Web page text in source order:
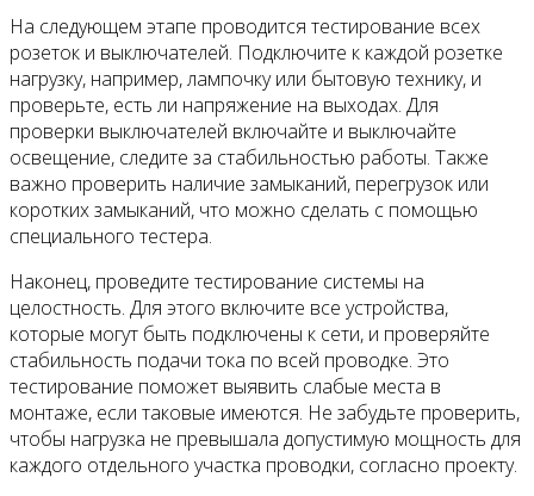
На следующем этапе проводится тестирование всех
розеток и выключателей. Подключите к каждой розетке
нагрузку, например, лампочку или бытовую технику, и
проверьте, есть ли напряжение на выходах. Для
проверки выключателей включайте и выключайте
освещение, следите за стабильностью работы. Также
важно проверить наличие замыканий, перегрузок или
коротких замыканий, что можно сделать с помощью
специального тестера.
Наконец, проведите тестирование системы на
целостность. Для этого включите все устройства,
которые могут быть подключены к сети, и проверяйте
стабильность подачи тока по всей проводке. Это
тестирование поможет выявить слабые места в
монтаже, если таковые имеются. Не забудьте проверить,
чтобы нагрузка не превышала допустимую мощность для
каждого отдельного участка проводки, согласно проекту.